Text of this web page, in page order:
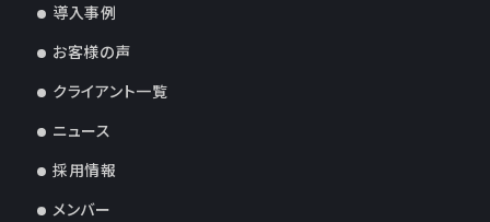
導入事例
お客様の声
クライアント一覧
ニュース
採用情報
メンバー